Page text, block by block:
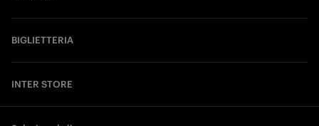
BIGLIETTERIA
INTER STORE